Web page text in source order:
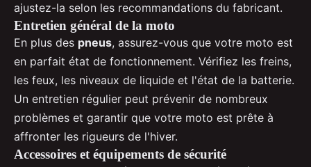
ajustez-la selon les recommandations du fabricant.
Entretien général de la moto
En plus des pneus, assurez-vous que votre moto est
en parfait état de fonctionnement. Vérifiez les freins,
les feux, les niveaux de liquide et l'état de la batterie.
Un entretien régulier peut prévenir de nombreux
problèmes et garantir que votre moto est prête à
affronter les rigueurs de l'hiver.
Accessoires et équipements de sécurité